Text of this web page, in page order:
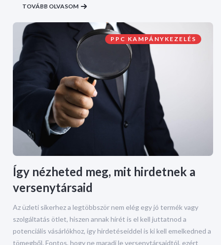
TOVÁBB OLVASOM
PPC KAMPÁNYKEZELÉS
Így nézheted meg, mit hirdetnek a
versenytársaid
Az üzleti sikerhez a legtöbbször nem elég egy jó termék vagy
szolgáltatás ötlet, hiszen annak hírét is el kell juttatnod a
potenciális vásárlókhoz, így hirdetéseiddel is ki kell emelkedned a
tömegből. Fontos, hogy ne maradj le versenytársaidtól, ezért